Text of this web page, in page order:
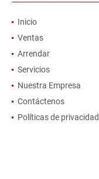
Inicio
Ventas
Arrendar
Servicios
Nuestra Empresa
Contáctenos
Políticas de privacidad